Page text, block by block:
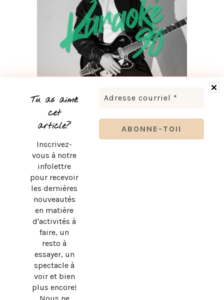
Tu as aimé
cet
article?
Inscrivez-
vous à notre
infolettre
pour recevoir
les dernières
nouveautés
en matière
d'activités à
faire, un
resto à
essayer, un
spectacle à
voir et bien
plus encore!
BRUNO PELLETIER 3 ET MOI : UN SPECTACLE À VOIR AU